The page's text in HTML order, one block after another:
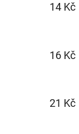
14 Kč
16 Kč
21 Kč